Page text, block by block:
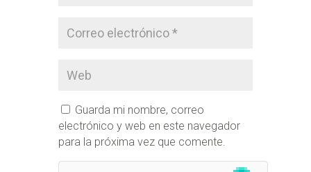
Guarda mi nombre, correo
electrónico y web en este navegador
para la próxima vez que comente.